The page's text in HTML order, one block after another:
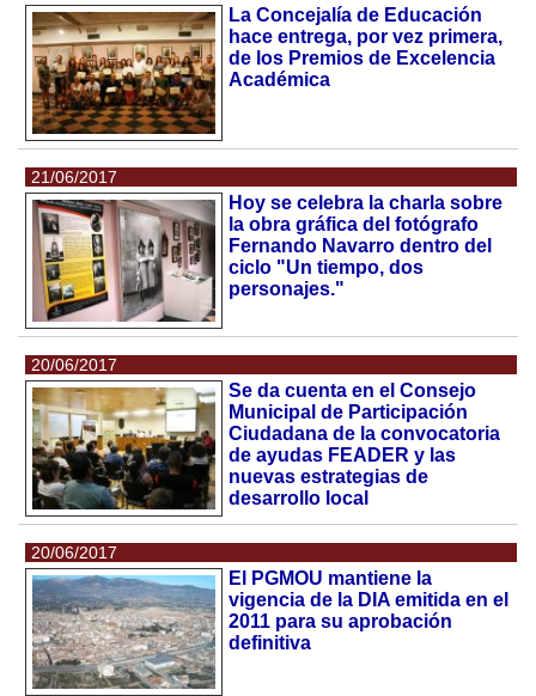
La Concejalía de Educación
hace entrega, por vez primera,
de los Premios de Excelencia
Académica
21/06/2017
Hoy se celebra la charla sobre
la obra gráfica del fotógrafo
Fernando Navarro dentro del
ciclo "Un tiempo, dos
personajes."
20/06/2017
Se da cuenta en el Consejo
Municipal de Participación
Ciudadana de la convocatoria
de ayudas FEADER y las
nuevas estrategias de
desarrollo local
20/06/2017
El PGMOU mantiene la
vigencia de la DIA emitida en el
2011 para su aprobación
definitiva